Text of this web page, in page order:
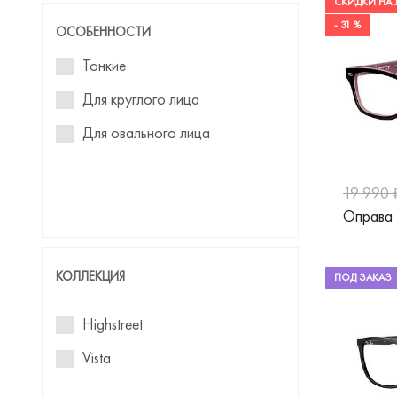
David Beckham
Davidoff
Diesel
Dior
Emporio Armani
Ermenegildo Zegna
ОСОБЕННОСТИ
Тонкие
Для круглого лица
Для овального лица
КОЛЛЕКЦИЯ
Highstreet
Vista
- 31 %
19 990
Оправа
ПОД ЗАКАЗ